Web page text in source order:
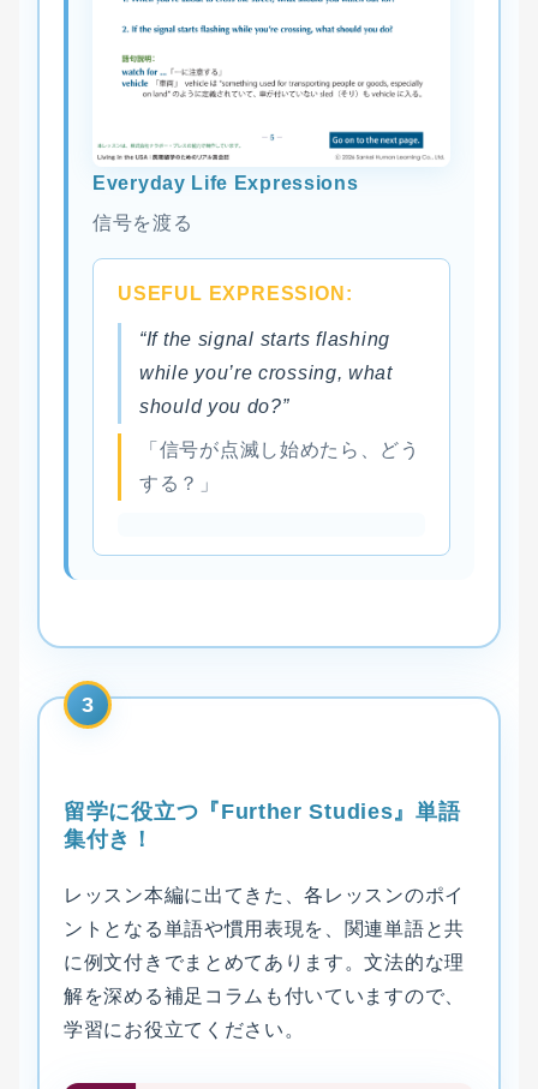
Everyday Life Expressions
信号を渡る
USEFUL EXPRESSION:
“If the signal starts flashing
while you’re crossing, what
should you do?”
「信号が点滅し始めたら、どう
する？」
3
留学に役立つ『Further Studies』単語
集付き！
レッスン本編に出てきた、各レッスンのポイ
ントとなる単語や慣用表現を、関連単語と共
に例文付きでまとめてあります。文法的な理
解を深める補足コラムも付いていますので、
学習にお役立てください。